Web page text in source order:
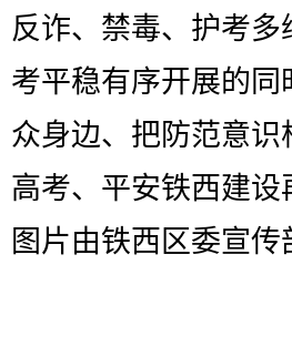
反诈、禁毒、护考
考平稳有序开展的
众身边、把防范意
高考、平安铁西建
图片由铁西区委宣传